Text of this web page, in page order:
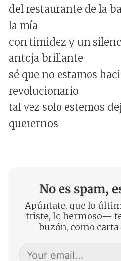
del restaurante de la
la mía
con timidez y un
antoja brillante
sé que no estamos
revolucionario
tal vez solo estemos
querernos
No es spam,
Apúntate, que lo
triste, lo hermoso—
buzón, como